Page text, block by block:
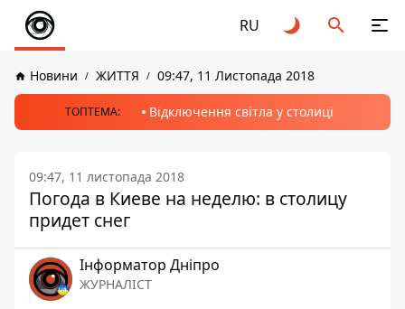
RU
Новини ЖИТТЯ 09:47, 11 Листопада 2018
ТОПТЕМА: Відключення світла у столиці
09:47, 11 листопада 2018
Погода в Киеве на неделю: в столицу
придет снег
Інформатор Дніпро
ЖУРНАЛІСТ